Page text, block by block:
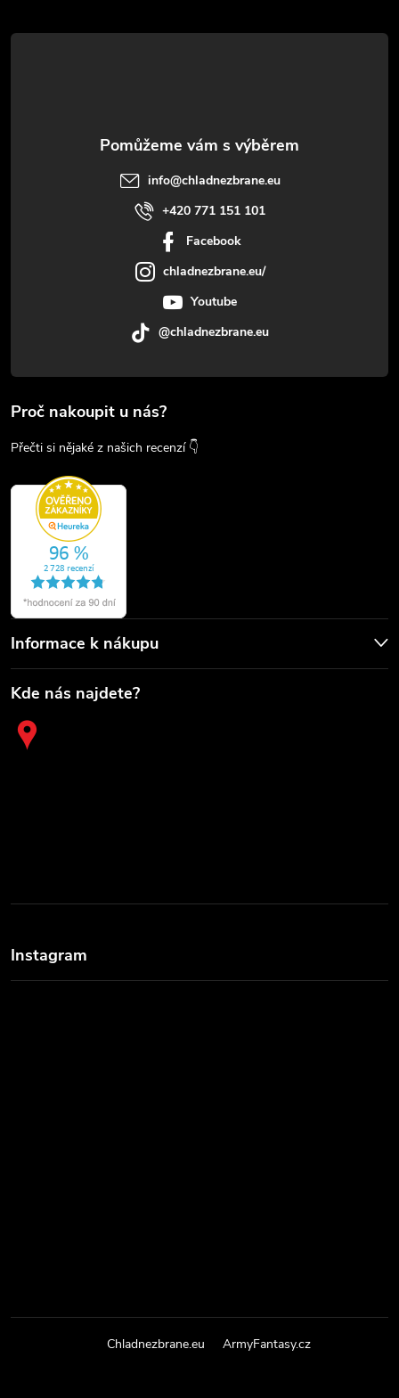
info@chladnezbrane.eu
+420 771 151 101
Facebook
chladnezbrane.eu/
Youtube
@chladnezbrane.eu
Proč nakoupit u nás?
Přečti si nějaké z našich recenzí 👇
Informace k nákupu
Kde nás najdete?
Instagram
Chladnezbrane.eu ArmyFantasy.cz